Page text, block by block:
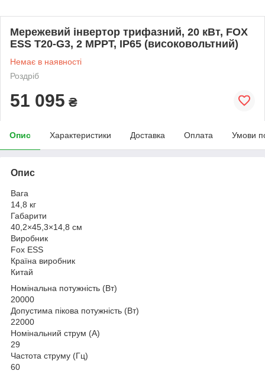
Мережевий інвертор трифазний, 20 кВт, FOX
ESS T20-G3, 2 MPPT, IP65 (високовольтний)
Немає в наявності
Роздріб
51 095 ₴
Опис Характеристики Доставка Оплата Умови
Опис
Вага
14,8 кг
Габарити
40,2×45,3×14,8 см
Виробник
Fox ESS
Країна виробник
Китай
Номінальна потужність (Вт)
20000
Допустима пікова потужність (Вт)
22000
Номінальний струм (А)
29
Частота струму (Гц)
60